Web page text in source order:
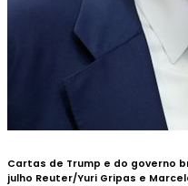
Cartas de Trump e do governo
julho Reuter/Yuri Gripas e